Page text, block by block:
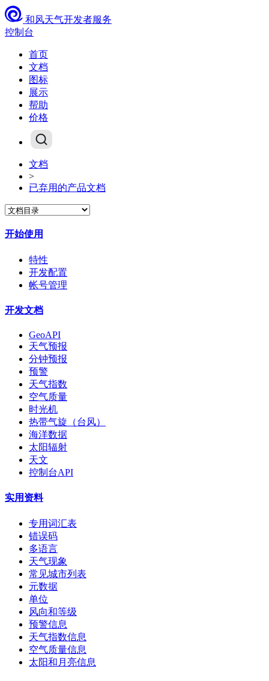
和风天气开发者服务
控制台
首页
文档
图标
展示
帮助
价格
文档
>
已弃用的产品文档
开始使用
特性
开发配置
帐号管理
开发文档
GeoAPI
天气预报
分钟预报
预警
天气指数
空气质量
时光机
热带气旋（台风）
海洋数据
太阳辐射
天文
控制台API
实用资料
专用词汇表
错误码
多语言
天气现象
常见城市列表
元数据
单位
风向和等级
预警信息
天气指数信息
空气质量信息
太阳和月亮信息